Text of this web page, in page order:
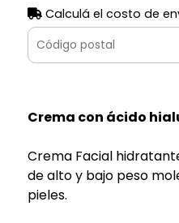
Calculá el costo de
Crema con ácido
Crema Facial
de alto y bajo peso
pieles.